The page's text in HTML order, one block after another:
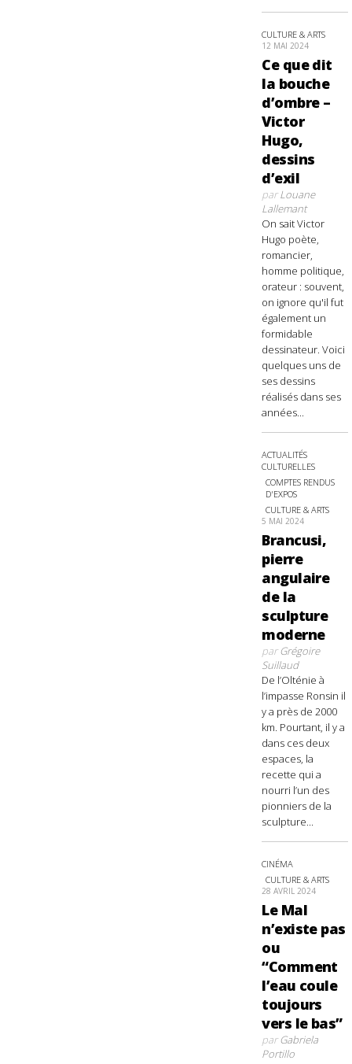
CULTURE & ARTS
12 MAI 2024
Ce que dit
la bouche
d’ombre –
Victor
Hugo,
dessins
d’exil
parLouane
Lallemant
On sait Victor
Hugo poète,
romancier,
homme politique,
orateur : souvent,
on ignore qu'il fut
également un
formidable
dessinateur. Voici
quelques uns de
ses dessins
réalisés dans ses
années...
ACTUALITÉS
CULTURELLES
COMPTES RENDUS
D'EXPOS
CULTURE & ARTS
5 MAI 2024
Brancusi,
pierre
angulaire
de la
sculpture
moderne
parGrégoire
Suillaud
De l’Olténie à
l’impasse Ronsin il
y a près de 2000
km. Pourtant, il y a
dans ces deux
espaces, la
recette qui a
nourri l’un des
pionniers de la
sculpture...
CINÉMA
CULTURE & ARTS
28 AVRIL 2024
Le Mal
n’existe pas
ou
“Comment
l’eau coule
toujours
vers le bas”
parGabriela
Portillo